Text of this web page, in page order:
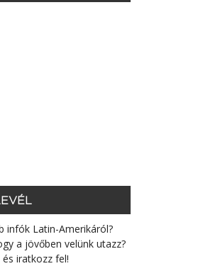
infók Latin-Amerikáról?
a jövőben velünk utazz?
iratkozz fel!